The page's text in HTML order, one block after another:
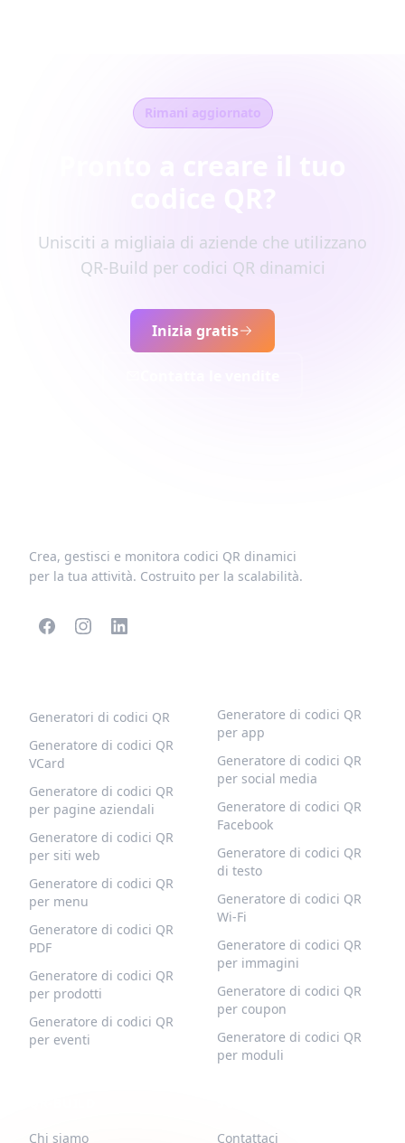
Rimani aggiornato
Unisciti a migliaia di aziende che utilizzano
QR-Build per codici QR dinamici
Inizia gratis
Crea, gestisci e monitora codici QR dinamici
per la tua attività. Costruito per la scalabilità.
Generatori di codici QR
Generatore di codici QR
VCard
Generatore di codici QR
per pagine aziendali
Generatore di codici QR
per siti web
Generatore di codici QR
per menu
Generatore di codici QR
PDF
Generatore di codici QR
per prodotti
Generatore di codici QR
per eventi
Generatore di codici QR
per app
Generatore di codici QR
per social media
Generatore di codici QR
Facebook
Generatore di codici QR
di testo
Generatore di codici QR
Wi-Fi
Generatore di codici QR
per immagini
Generatore di codici QR
per coupon
Generatore di codici QR
per moduli
Chi siamo Contattaci